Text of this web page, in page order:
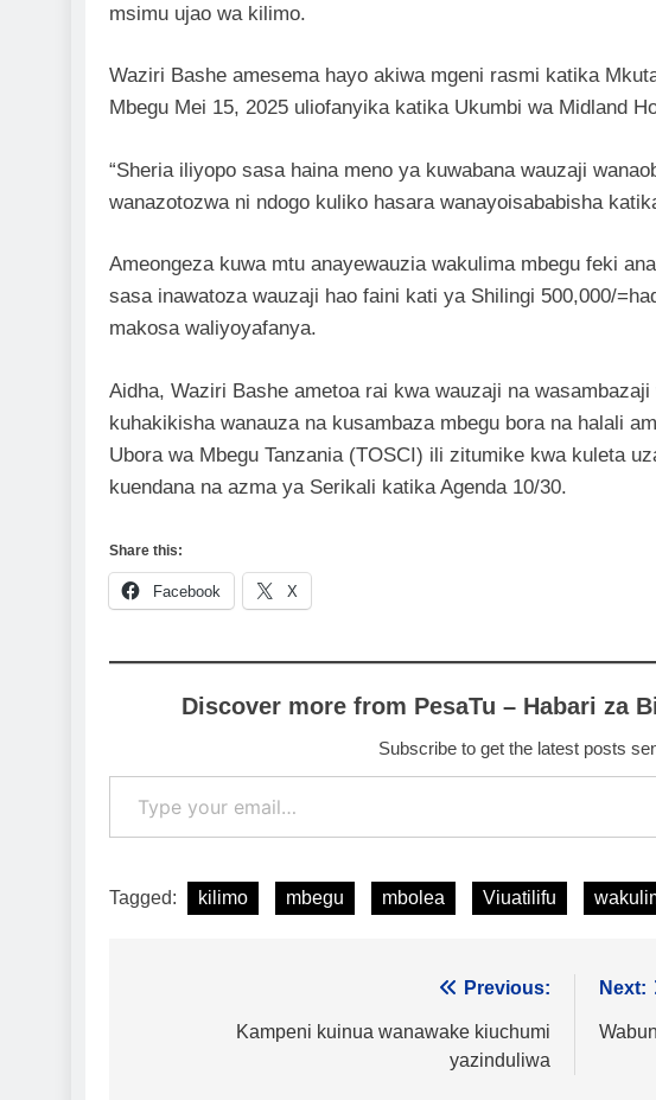
msimu ujao wa kilimo.
Waziri Bashe amesema hayo akiwa mgeni rasmi katika
Mbegu Mei 15, 2025 uliofanyika katika Ukumbi wa Midland
“Sheria iliyopo sasa haina meno ya kuwabana wauzaji
wanazotozwa ni ndogo kuliko hasara wanayoisababisha
Ameongeza kuwa mtu anayewauzia wakulima mbegu feki
sasa inawatoza wauzaji hao faini kati ya Shilingi 500,000/
makosa waliyoyafanya.
Aidha, Waziri Bashe ametoa rai kwa wauzaji na
kuhakikisha wanauza na kusambaza mbegu bora na halali
Ubora wa Mbegu Tanzania (TOSCI) ili zitumike kwa kuleta
kuendana na azma ya Serikali katika Agenda 10/30.
Share this:
Facebook X
Discover more from PesaTu – Habari za
Subscribe to get the latest posts
Type your email…
Tagged: kilimo mbegu mbolea Viuatilifu
Previous:
Kampeni kuinua wanawake kiuchumi
yazinduliwa
Next: